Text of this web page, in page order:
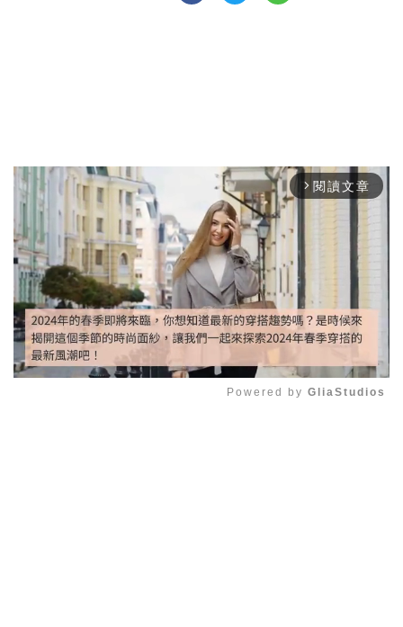
arrow_forward_ios 閱讀文章
Powered by GliaStudios